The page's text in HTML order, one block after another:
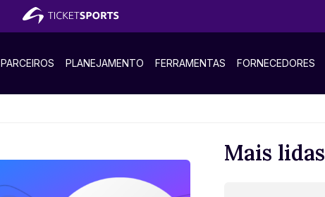
PARCEIROS PLANEJAMENTO FERRAMENTAS FORNECEDORES
Mais lidas